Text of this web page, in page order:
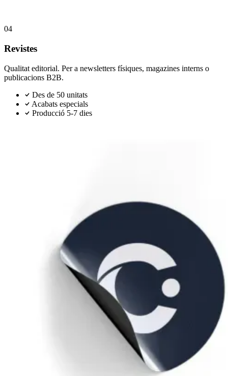
04
Revistes
Qualitat editorial. Per a newsletters físiques, magazines interns o
publicacions B2B.
Des de 50 unitats
Acabats especials
Producció 5-7 dies